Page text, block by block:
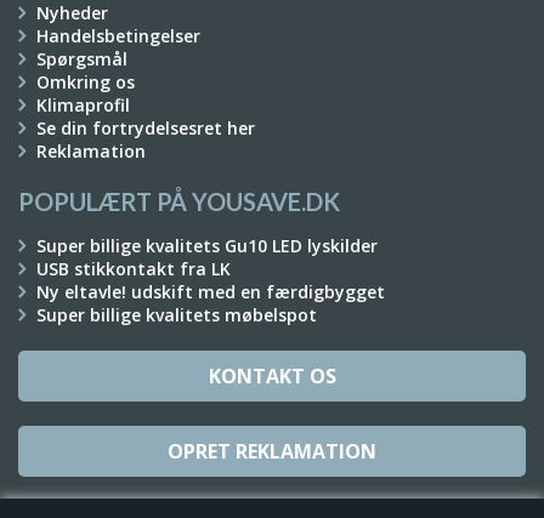
Nyheder
Handelsbetingelser
Spørgsmål
Omkring os
Klimaprofil
Se din fortrydelsesret her
Reklamation
POPULÆRT PÅ YOUSAVE.DK
Super billige kvalitets Gu10 LED lyskilder
USB stikkontakt fra LK
Ny eltavle! udskift med en færdigbygget
Super billige kvalitets møbelspot
KONTAKT OS
OPRET REKLAMATION